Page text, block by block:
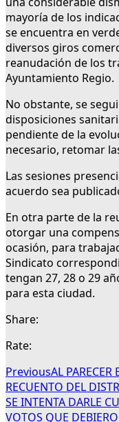
mayoría de los
se encuentra en
diversos giros
reanudación de los
Ayuntamiento Regio.
No obstante, se
disposiciones
pendiente de la
necesario, retomar
Las sesiones
acuerdo sea
En otra parte de la
otorgar una
ocasión, para
Sindicato
tengan 27, 28 o 29
para esta ciudad.
Share:
Rate:
PreviousAL
RECUENTO DEL
SE INTENTA DARLE
VOTOS QUE